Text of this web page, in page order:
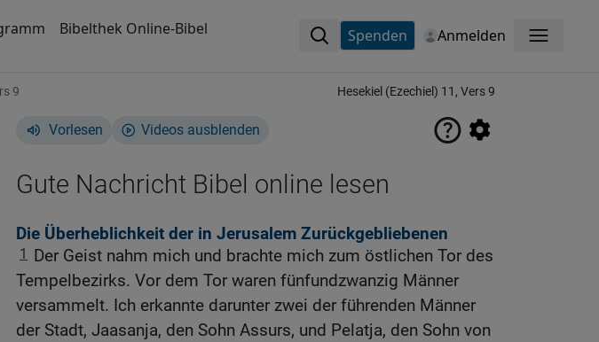
Bibelthek Online-Bibel Spenden Anmelden Menü
9 Hesekiel (Ezechiel) 11, Vers 9
Vorlesen Videos ausblenden
Gute Nachricht Bibel online lesen
Die Überheblichkeit der in Jerusalem Zurückgebliebenen
1
Der Geist nahm mich und brachte mich zum östlichen Tor des
Tempelbezirks. Vor dem Tor waren fünfundzwanzig Männer
versammelt. Ich erkannte darunter zwei der führenden Männer
der Stadt, Jaasanja, den Sohn Assurs, und Pelatja, den Sohn von